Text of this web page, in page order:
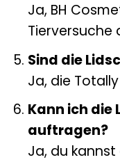
Ja, BH
Tierversuche
Sind die
Ja, die
Kann ich die
auftragen?
Ja, du